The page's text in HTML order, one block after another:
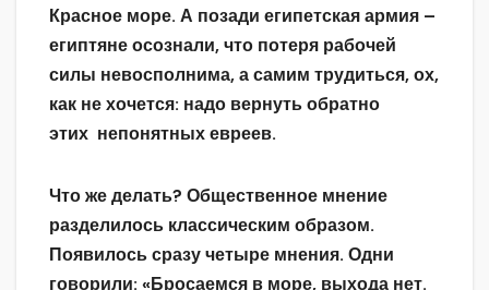
Красное море. А позади египетская армия –
египтяне осознали, что потеря рабочей
силы невосполнима, а самим трудиться, ох,
как не хочется: надо вернуть обратно
этих непонятных евреев.
Что же делать? Общественное мнение
разделилось классическим образом.
Появилось сразу четыре мнения. Одни
говорили: «Бросаемся в море, выхода нет.